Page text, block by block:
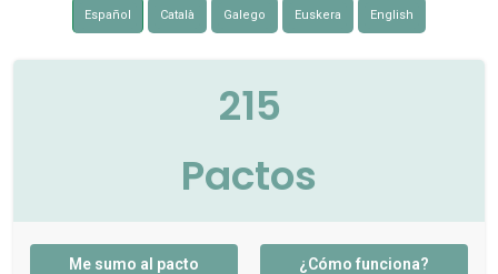
Español Català Galego Euskera English
215
Pactos
Me sumo al pacto ¿Cómo funciona?